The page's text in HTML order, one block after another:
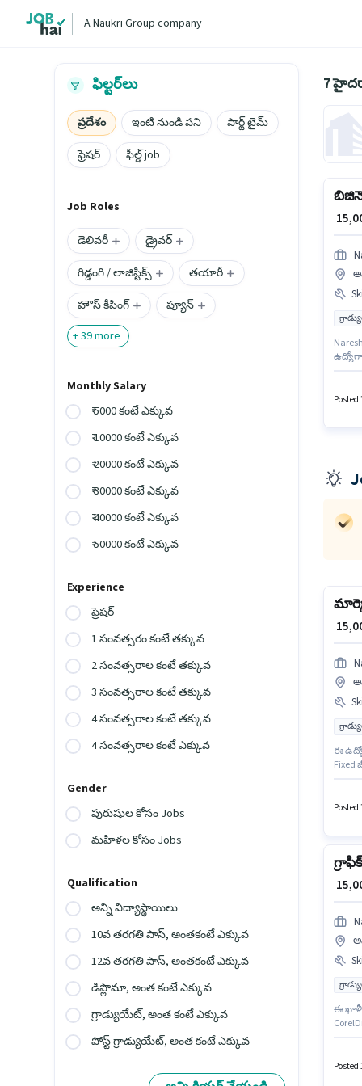
A Naukri Group company
ఫిల్టర్‌లు
ప్రదేశం ఇంటి నుండి పని
పార్ట్ టైమ్
ఫ్రెషర్
ఫీల్డ్ job
Job Roles
డెలివరీ
డ్రైవర్
గిడ్డంగి / లాజిస్టిక్స్
తయారీ
హౌస్ కీపింగ్
ప్యూన్
+39more
Monthly Salary
₹ 5000 కంటే ఎక్కువ
₹ 10000 కంటే ఎక్కువ
₹ 20000 కంటే ఎక్కువ
₹ 30000 కంటే ఎక్కువ
₹ 40000 కంటే ఎక్కువ
₹ 50000 కంటే ఎక్కువ
Experience
ఫ్రెషర్
1 సంవత్సరం కంటే తక్కువ
2 సంవత్సరాల కంటే తక్కువ
3 సంవత్సరాల కంటే తక్కువ
4 సంవత్సరాల కంటే తక్కువ
4 సంవత్సరాల కంటే ఎక్కువ
Gender
పురుషుల కోసం Jobs
మహిళల కోసం Jobs
Qualification
అన్ని విద్యాస్థాయిలు
10వ తరగతి పాస్, అంతకంటే ఎక్కువ
12వ తరగతి పాస్, అంతకంటే ఎక్కువ
డిప్లొమా, అంత కంటే ఎక్కువ
గ్రాడ్యుయేట్, అంత కంటే ఎక్కువ
పోస్ట్ గ్రాడ్యుయేట్, అంత కంటే ఎక్కువ
7
₹
Posted
₹
ఈ
Fixed
Posted
₹
ఈ ఖాళీ
Posted